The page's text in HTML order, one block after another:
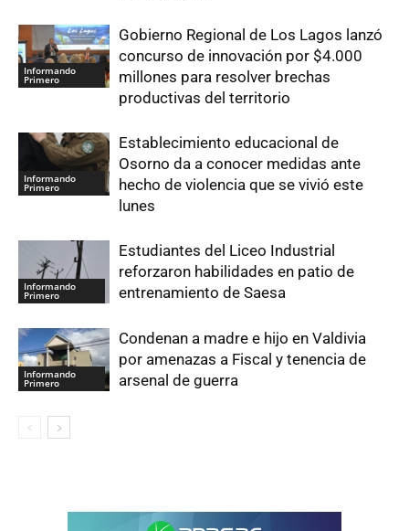
Informando
Primero
Gobierno Regional de Los Lagos lanzó
concurso de innovación por $4.000
millones para resolver brechas
productivas del territorio
Informando
Primero
Establecimiento educacional de
Osorno da a conocer medidas ante
hecho de violencia que se vivió este
lunes
Informando
Primero
Estudiantes del Liceo Industrial
reforzaron habilidades en patio de
entrenamiento de Saesa
Informando
Primero
Condenan a madre e hijo en Valdivia
por amenazas a Fiscal y tenencia de
arsenal de guerra